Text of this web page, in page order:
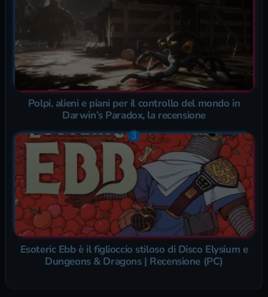
Polpi, alieni e piani per il controllo del mondo in
Darwin’s Paradox, la recensione
Esoteric Ebb è il figlioccio stiloso di Disco Elysium e
Dungeons & Dragons | Recensione (PC)